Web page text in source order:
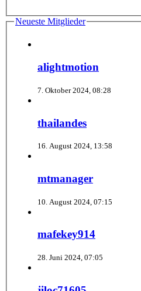
Neueste Mitglieder
alightmotion
7. Oktober 2024, 08:28
thailandes
16. August 2024, 13:58
mtmanager
10. August 2024, 07:15
mafekey914
28. Juni 2024, 07:05